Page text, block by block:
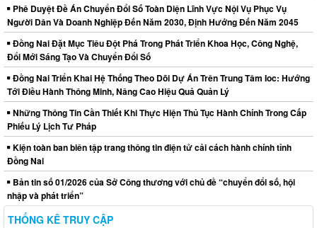
Phê Duyệt Đề Án Chuyển Đổi Số Toàn Diện Lĩnh Vực Nội Vụ Phục Vụ
Người Dân Và Doanh Nghiệp Đến Năm 2030, Định Hướng Đến Năm 2045
Đồng Nai Đặt Mục Tiêu Đột Phá Trong Phát Triển Khoa Học, Công Nghệ,
Đổi Mới Sáng Tạo Và Chuyển Đổi Số
Đồng Nai Triển Khai Hệ Thống Theo Dõi Dự Án Trên Trung Tâm Ioc: Hướng
Tới Điều Hành Thông Minh, Nâng Cao Hiệu Quả Quản Lý
Những Thông Tin Cần Thiết Khi Thực Hiện Thủ Tục Hành Chính Trong Cấp
Phiếu Lý Lịch Tư Pháp
Kiện toàn ban biên tập trang thông tin điện tử cải cách hành chính tỉnh
Đồng Nai
Bản tin số 01/2026 của Sở Công thương với chủ đề “chuyển đổi số, hội
nhập và phát triển”
THỐNG KÊ TRUY CẬP